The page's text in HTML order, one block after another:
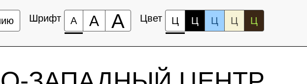
Шрифт А А А Цвет Ц Ц Ц Ц Ц